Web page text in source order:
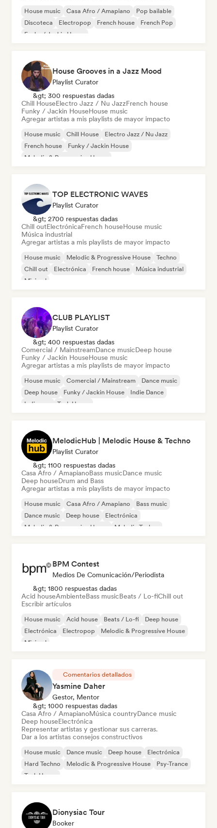
House music Casa Afro / Amapiano
Pop bailable
Discoteca
Electropop French house
French Pop
Funky / Jackin House
House Grooves in a Jazz Mood
Playlist Curator
&gt; 300 respuestas dadas
Chill HouseElectro Jazz / Nu JazzFrench house
Funky / Jackin HouseHouse music
Agregar artistas a mis playlists de mayor impacto
House music Chill House
Electro Jazz / Nu Jazz
French house
Funky / Jackin House
Melodic & Progressive House
TOP ELECTRONIC WAVES
Playlist Curator
&gt; 2700 respuestas dadas
Chill outElectrónicaFrench houseHouse music
Música industrial
Agregar artistas a mis playlists de mayor impacto
House music Melodic & Progressive House
Techno
Chill out
Electrónica French house
Música industrial
Minimal
CLUB PLAYLIST
Playlist Curator
&gt; 400 respuestas dadas
Comercial / MainstreamDance musicDeep house
Funky / Jackin HouseHouse music
Agregar artistas a mis playlists de mayor impacto
House music Comercial / Mainstream
Dance music
Deep house
Funky / Jackin House
Indie Dance
Indie pop
Tech House
MelodicHub | Melodic House & Techno
Playlist Curator
&gt; 1100 respuestas dadas
Casa Afro / AmapianoBass musicDance music
Deep houseDrum and Bass
Agregar artistas a mis playlists de mayor impacto
House music Casa Afro / Amapiano
Bass music
Dance music
Deep house
Electrónica
Melodic & Progressive House
Melodic Techno
BPM Contest
Medios De Comunicación/Periodista
&gt; 1800 respuestas dadas
Acid houseAmbienteBass musicBeats / Lo-fiChill out
Escribir artículos
House music Acid house Beats / Lo-fi
Deep house
Electrónica
Electropop
Melodic & Progressive House
Minimal
Comentarios detallados
Yasmine Daher
Gestor, Mentor
&gt; 1000 respuestas dadas
Casa Afro / AmapianoMúsica countryDance music
Deep houseElectrónica
Representar artistas y gestionar sus carreras.
Dar a los artistas consejos constructivos
House music Dance music Deep house
Electrónica
Hard Techno
Melodic & Progressive House
Psy-Trance
Tech House
Dionysiac Tour
Booker